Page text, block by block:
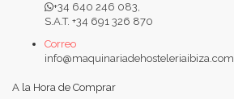
+34 640 246 083,
S.A.T. +34 691 326 870
Correo
info@maquinariadehosteleriaibiza.com
A la Hora de Comprar